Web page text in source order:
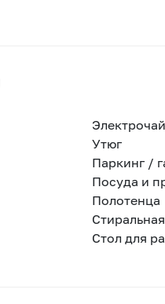
Утюг
Паркинг /
Посуда и
Полотенца
Стол для